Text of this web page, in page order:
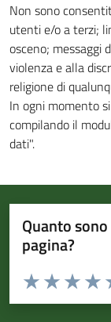
Non sono
utenti e/o a terzi;
osceno; messaggi
violenza e alla
religione di
In ogni momento
compilando il
dati".
Quanto
pagina?
Valuta da 1 a 5
Valuta 3
Valuta 2
Valuta 1 stelle